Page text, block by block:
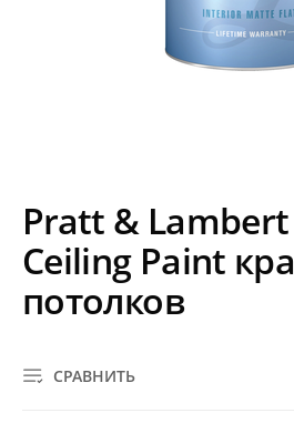
Pratt &
Ceiling Paint
потолков
СРАВНИТЬ